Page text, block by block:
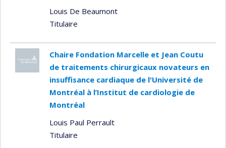
Louis De Beaumont
Titulaire
Chaire Fondation Marcelle et Jean Coutu
de traitements chirurgicaux novateurs en
insuffisance cardiaque de l'Université de
Montréal à l’Institut de cardiologie de
Montréal
Louis Paul Perrault
Titulaire